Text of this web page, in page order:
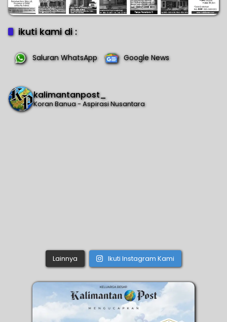
ikuti kami di :
Saluran WhatsApp Google News
kalimantanpost_
Koran Banua - Aspirasi Nusantara
Lainnya Ikuti Instagram Kami